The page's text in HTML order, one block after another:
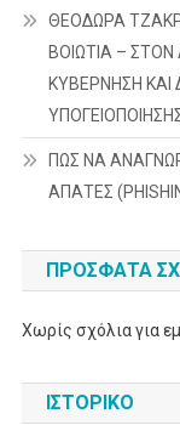
ΘΕΟΔΩΡΑ
ΒΟΙΩΤΙΑ –
ΚΥΒΕΡΝΗΣΗ ΚΑΙ
ΠΩΣ ΝΑ
ΑΠΑΤΕΣ
ΠΡΌΣΦΑΤΑ
Χωρίς σχόλια για
ΙΣΤΟΡΙΚΌ